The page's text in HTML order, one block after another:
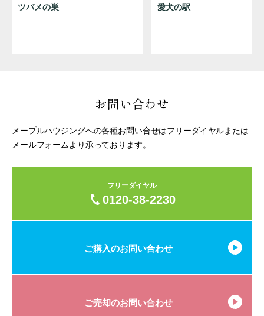
ツバメの巣 愛犬の駅
お問い合わせ
メープルハウジングへの各種お問い合せはフリーダイヤルまたは
メールフォームより承っております。
フリーダイヤル
0120-38-2230
ご購入のお問い合わせ
ご売却のお問い合わせ